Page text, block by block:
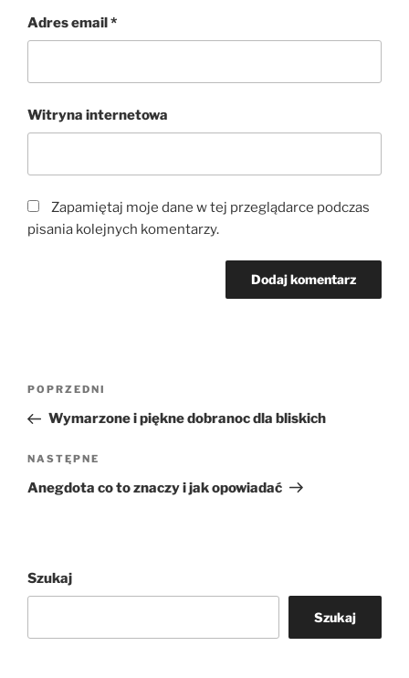
Adres email*
Witryna internetowa
Zapamiętaj moje dane w tej przeglądarce podczas
pisania kolejnych komentarzy.
Nawigacja
Poprzedni
wpis
POPRZEDNI
Wymarzone i piękne dobranoc dla bliskich
Następny
wpis
NASTĘPNE
Anegdota co to znaczy i jak opowiadać
Szukaj
Szukaj